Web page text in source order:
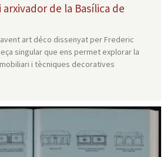
arxivador de la Basílica de
art déco dissenyat per Frederic
singular que ens permet explorar la
i tècniques decoratives